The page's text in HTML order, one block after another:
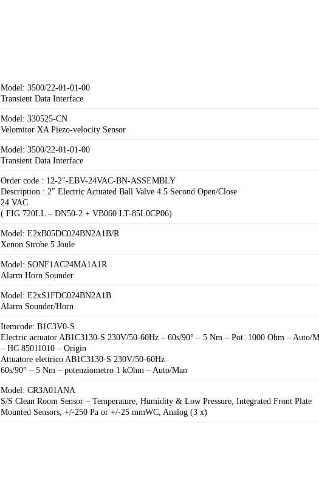
Model: 3500/22-01-01-00
Transient Data Interface
Model: 330525-CN
Velomitor XA Piezo-velocity Sensor
Model: 3500/22-01-01-00
Transient Data Interface
Order code : 12-2″-EBV-24VAC-BN-ASSEMBLY
Description : 2″ Electric Actuated Ball Valve 4.5 Second Open/Close
24 VAC
( FIG 720LL – DN50-2 + VB060 LT-85L0CP06)
Model: E2xB05DC024BN2A1B/R
Xenon Strobe 5 Joule
Model: SONF1AC24MA1A1R
Alarm Horn Sounder
Model: E2xS1FDC024BN2A1B
Alarm Sounder/Horn
Itemcode: B1C3V0-S
Electric actuator AB1C3130-S 230V/50-60Hz – 60s/90° – 5 Nm – Pot. 1000 Ohm – Auto/
– HC 85011010 – Origin
Attuatore elettrico AB1C3130-S 230V/50-60Hz
60s/90° – 5 Nm – potenziometro 1 kOhm – Auto/Man
Model: CR3A01ANA
S/S Clean Room Sensor – Temperature, Humidity & Low Pressure, Integrated Front Plate
Mounted Sensors, +/-250 Pa or +/-25 mmWC, Analog (3 x)